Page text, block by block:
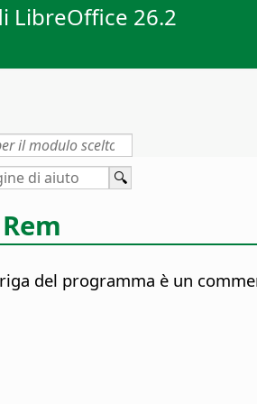
LibreOffice 26.2
del programma è un